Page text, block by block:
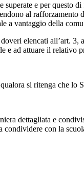
superate e per questo
al rafforzamento
a vantaggio della
elencati all’art. 3,
e ad attuare il relativo
si ritenga che lo
dettagliata e
con la